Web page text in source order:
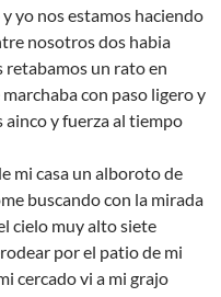
yo nos estamos haciendo
nosotros dos habia
un rato en
con paso ligero y
ainco y fuerza al tiempo
mi casa un alboroto de
buscando con la mirada
cielo muy alto siete
por el patio de mi
cercado vi a mi grajo